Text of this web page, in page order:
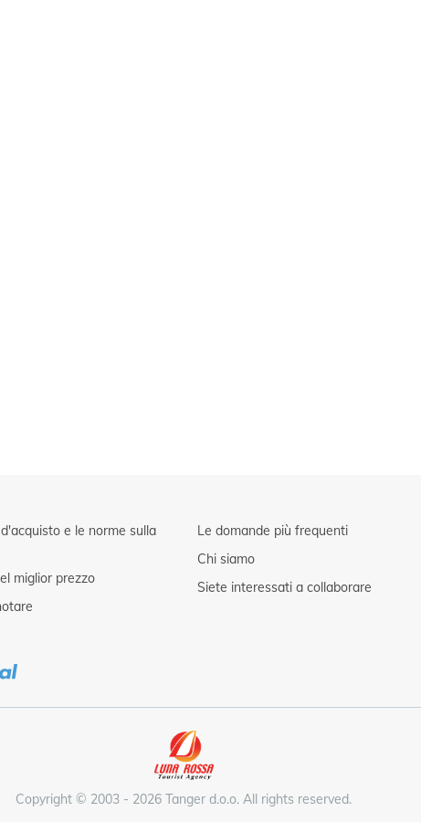
e le norme sulla
miglior prezzo
Le domande più frequenti
Chi siamo
Siete interessati a collaborare
Copyright © 2003 - 2026 Tanger d.o.o. All rights reserved.